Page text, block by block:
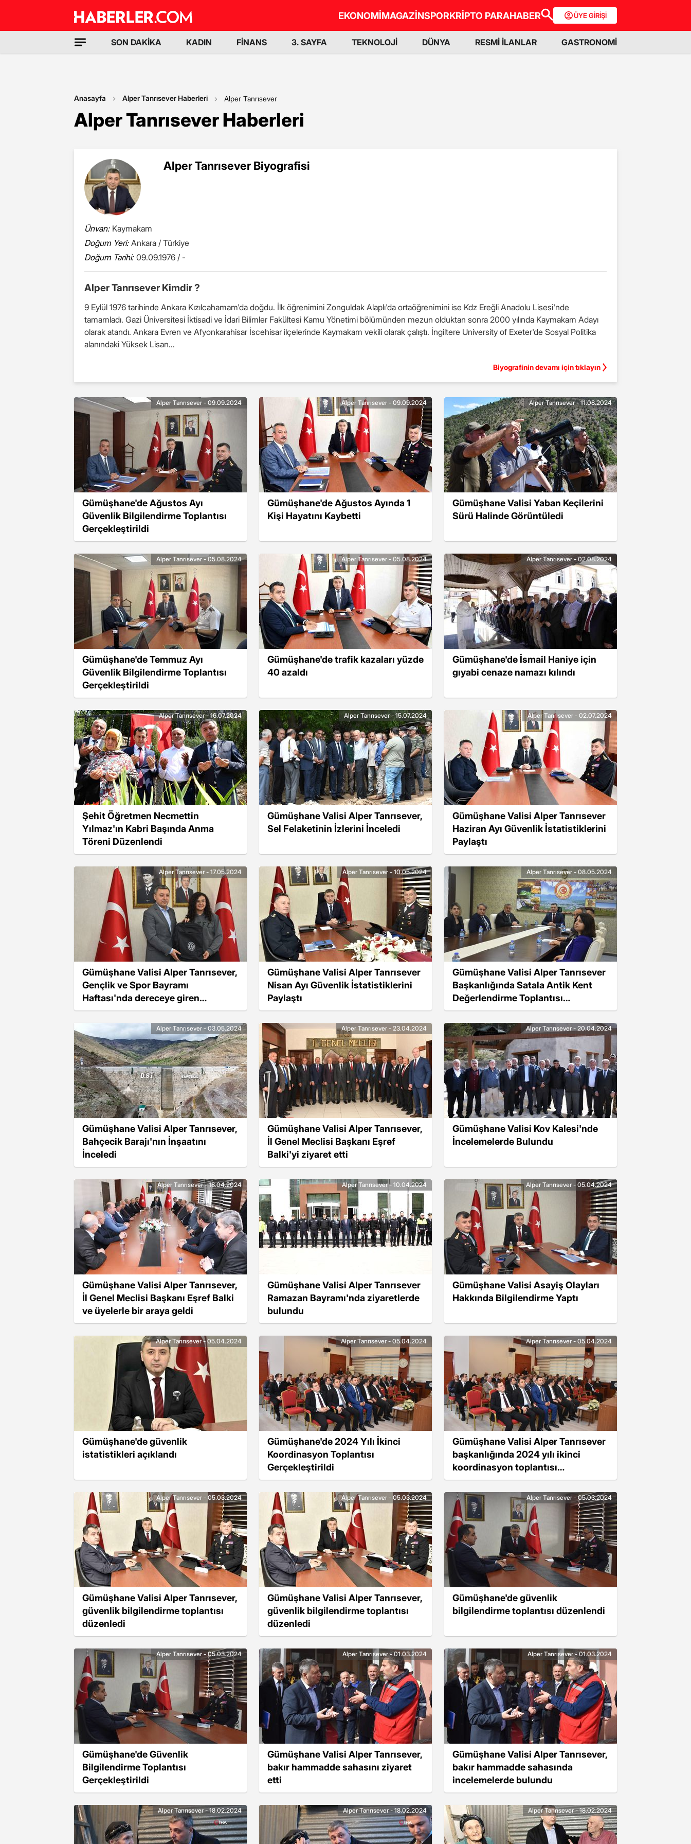
EKONOMİMAGAZİNSPORKRİPTO PARAHABER ÜYE GİRİŞİ
SON DAKİKA KADIN FİNANS 3. SAYFA TEKNOLOJİ DÜNYA RESMİ İLANLAR GASTRONOMİ
Anasayfa Alper Tanrısever Haberleri Alper Tanrısever
Alper Tanrısever Haberleri
Alper Tanrısever Biyografisi
Ünvan: Kaymakam
Doğum Yeri: Ankara / Türkiye
Doğum Tarihi: 09.09.1976 / -
Alper Tanrısever Kimdir ?
9 Eylül 1976 tarihinde Ankara Kızılcahamam'da doğdu. İlk öğrenimini Zonguldak Alaplı'da ortaöğrenimini ise Kdz Ereğli Anadolu Lisesi'nde
tamamladı. Gazi Üniversitesi İktisadi ve İdari Bilimler Fakültesi Kamu Yönetimi bölümünden mezun olduktan sonra 2000 yılında Kaymakam Adayı
olarak atandı. Ankara Evren ve Afyonkarahisar İscehisar ilçelerinde Kaymakam vekili olarak çalıştı. İngiltere University of Exeter'de Sosyal Politika
alanındaki Yüksek Lisan...
Biyografinin devamı için tıklayın
Gümüşhane'de Ağustos Ayı
Güvenlik Bilgilendirme Toplantısı
Gerçekleştirildi
Alper Tanrısever - 09.09.2024
Gümüşhane'de Ağustos Ayında 1
Kişi Hayatını Kaybetti
Alper Tanrısever - 09.09.2024
Gümüşhane Valisi Yaban Keçilerini
Sürü Halinde Görüntüledi
Alper Tanrısever - 11.08.2024
Gümüşhane'de Temmuz Ayı
Güvenlik Bilgilendirme Toplantısı
Gerçekleştirildi
Alper Tanrısever - 05.08.2024
Gümüşhane'de trafik kazaları yüzde
40 azaldı
Alper Tanrısever - 05.08.2024
Gümüşhane'de İsmail Haniye için
gıyabi cenaze namazı kılındı
Alper Tanrısever - 02.08.2024
Şehit Öğretmen Necmettin
Yılmaz'ın Kabri Başında Anma
Töreni Düzenlendi
Alper Tanrısever - 16.07.2024
Gümüşhane Valisi Alper Tanrısever,
Sel Felaketinin İzlerini İnceledi
Alper Tanrısever - 15.07.2024
Gümüşhane Valisi Alper Tanrısever
Haziran Ayı Güvenlik İstatistiklerini
Paylaştı
Alper Tanrısever - 02.07.2024
Gümüşhane Valisi Alper Tanrısever,
Gençlik ve Spor Bayramı
Haftası'nda dereceye giren
sporculara ödüllerini verdi
Alper Tanrısever - 17.05.2024
Gümüşhane Valisi Alper Tanrısever
Nisan Ayı Güvenlik İstatistiklerini
Paylaştı
Alper Tanrısever - 10.05.2024
Gümüşhane Valisi Alper Tanrısever
Başkanlığında Satala Antik Kent
Değerlendirme Toplantısı
Gerçekleştirildi
Alper Tanrısever - 08.05.2024
Gümüşhane Valisi Alper Tanrısever,
Bahçecik Barajı'nın İnşaatını
İnceledi
Alper Tanrısever - 03.05.2024
Gümüşhane Valisi Alper Tanrısever,
İl Genel Meclisi Başkanı Eşref
Balki'yi ziyaret etti
Alper Tanrısever - 23.04.2024
Gümüşhane Valisi Kov Kalesi'nde
İncelemelerde Bulundu
Alper Tanrısever - 20.04.2024
Gümüşhane Valisi Alper Tanrısever,
İl Genel Meclisi Başkanı Eşref Balki
ve üyelerle bir araya geldi
Alper Tanrısever - 18.04.2024
Gümüşhane Valisi Alper Tanrısever
Ramazan Bayramı'nda ziyaretlerde
bulundu
Alper Tanrısever - 10.04.2024
Gümüşhane Valisi Asayiş Olayları
Hakkında Bilgilendirme Yaptı
Alper Tanrısever - 05.04.2024
Gümüşhane'de güvenlik
istatistikleri açıklandı
Alper Tanrısever - 05.04.2024
Gümüşhane'de 2024 Yılı İkinci
Koordinasyon Toplantısı
Gerçekleştirildi
Alper Tanrısever - 05.04.2024
Gümüşhane Valisi Alper Tanrısever
başkanlığında 2024 yılı ikinci
koordinasyon toplantısı
gerçekleştirildi
Alper Tanrısever - 05.04.2024
Gümüşhane Valisi Alper Tanrısever,
güvenlik bilgilendirme toplantısı
düzenledi
Alper Tanrısever - 05.03.2024
Gümüşhane Valisi Alper Tanrısever,
güvenlik bilgilendirme toplantısı
düzenledi
Alper Tanrısever - 05.03.2024
Gümüşhane'de güvenlik
bilgilendirme toplantısı düzenlendi
Alper Tanrısever - 05.03.2024
Gümüşhane'de Güvenlik
Bilgilendirme Toplantısı
Gerçekleştirildi
Alper Tanrısever - 05.03.2024
Gümüşhane Valisi Alper Tanrısever,
bakır hammadde sahasını ziyaret
etti
Alper Tanrısever - 01.03.2024
Gümüşhane Valisi Alper Tanrısever,
bakır hammadde sahasında
incelemelerde bulundu
Alper Tanrısever - 01.03.2024
Alper Tanrısever - 18.02.2024 Alper Tanrısever - 18.02.2024 Alper Tanrısever - 18.02.2024